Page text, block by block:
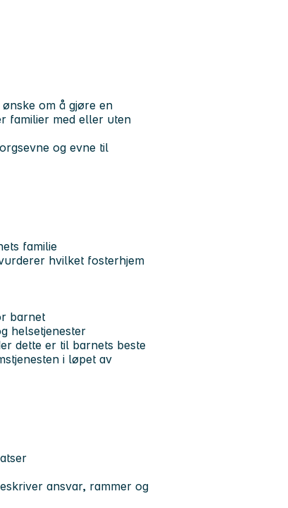
om å gjøre en
familier med eller uten
og evne til
familie
hvilket fosterhjem
barnet
helsetjenester
dette er til barnets beste
i løpet av
ansvar, rammer og